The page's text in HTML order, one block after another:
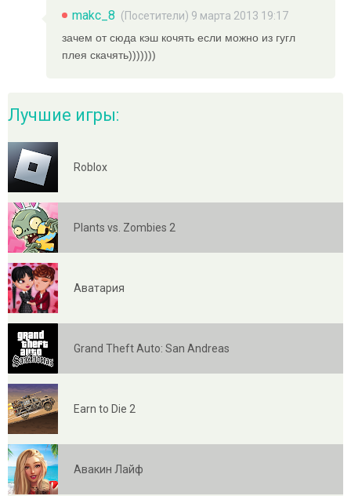
makc_8 (Посетители) 9 марта 2013 19:17
зачем от сюда кэш кочять если можно из гугл
плея скачять)))))))
Лучшие игры:
Roblox
Plants vs. Zombies 2
Аватария
Grand Theft Auto: San Andreas
Earn to Die 2
Авакин Лайф